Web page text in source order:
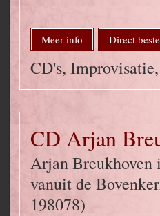
Meer info Direct
CD's,
CD Arjan
Arjan Breukhoven
vanuit de
198078)